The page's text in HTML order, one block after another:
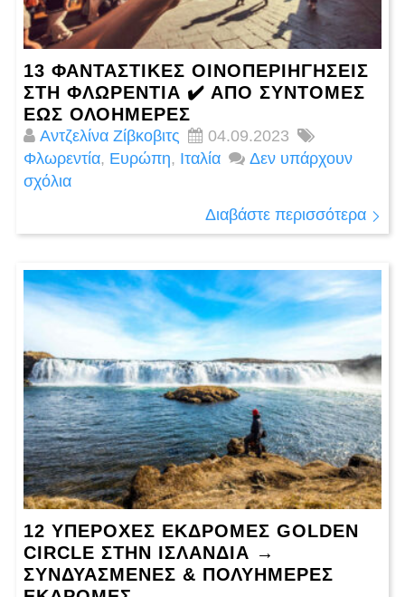
13 ΦΑΝΤΑΣΤΙΚΈΣ ΟΙΝΟΠΕΡΙΗΓΉΣΕΙΣ
ΣΤΗ ΦΛΩΡΕΝΤΊΑ ✔️ ΑΠΌ ΣΎΝΤΟΜΕΣ
ΈΩΣ ΟΛΟΉΜΕΡΕΣ
Αντζελίνα Ζίβκοβιτς
04.09.2023
Φλωρεντία, Ευρώπη, Ιταλία
Δεν υπάρχουν
σχόλια
Διαβάστε περισσότερα
12 ΥΠΈΡΟΧΕΣ ΕΚΔΡΟΜΈΣ GOLDEN
CIRCLE ΣΤΗΝ ΙΣΛΑΝΔΊΑ →
ΣΥΝΔΥΑΣΜΈΝΕΣ & ΠΟΛΥΉΜΕΡΕΣ